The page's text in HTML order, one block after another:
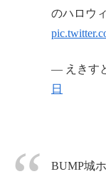
のハロウ
— えきす
日
BUMP城